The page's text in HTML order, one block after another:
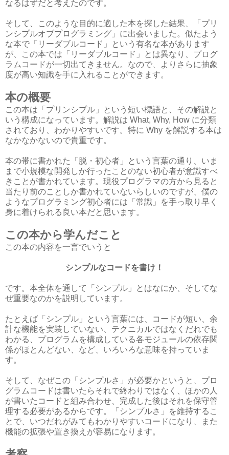
なるはずだと考えたのです。
そして、このような目的に適した本を探した結果、「プリ
ンシプルオブプログラミング」に出会いました。似たよう
な本で「リーダブルコード」という有名な本があります
が、この本では「リーダブルコード」とは異なり、プログ
ラムコードが一切出てきません。なので、よりさらに抽象
度が高い知識を手に入れることができます。
本の概要
この本は「プリンシプル」という短い標語と、その解説と
いう構成になっています。解説は What, Why, How に分類
されており、わかりやすいです。特に Why を解説する本は
なかなかないので貴重です。
本の帯に書かれた「脱・初心者」という言葉の通り、いま
まで小規模な開発しか行ったことのない初心者が意識すべ
きことが書かれています。現役プログラマの方から見ると
当たり前のことしか書かれていないらしいのですが、僕の
ようなプログラミング初心者には「常識」を手っ取り早く
身に着けられる良い本だと思います。
この本から学んだこと
この本の内容を一言でいうと
シンプルなコードを書け！
です。本全体を通して「シンプル」とはなにか、そしてな
ぜ重要なのかを説明しています。
たとえば「シンプル」という言葉には、コードが短い、余
計な機能を実装していない、テクニカルではなくだれでも
わかる、プログラムを構成している各モジュールの依存関
係がほとんどない、など、いろいろな意味を持っていま
す。
そして、なぜこの「シンプルさ」が必要かというと、プロ
グラムコードは書いたらそれで終わりではなく、ほかの人
が書いたコードと組み合わせ、完成した後はそれを保守管
理する必要があるからです。「シンプルさ」を維持するこ
とで、いつだれがみてもわかりやすいコードになり、また
機能の拡張や置き換えが容易になります。